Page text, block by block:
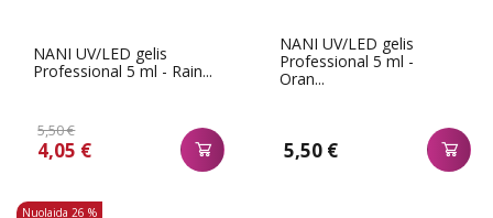
NANI UV/LED gelis
Professional 5 ml - Rain...
5,50 €
4,05 €
NANI UV/LED gelis
Professional 5 ml -
Oran...
5,50 €
Nuolaida 26 %